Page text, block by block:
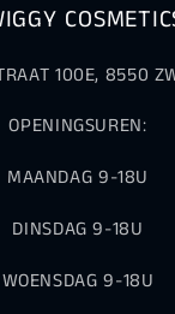
100E, 8550
OPENINGSUREN:
MAANDAG 9-18U
DINSDAG 9-18U
WOENSDAG 9-18U